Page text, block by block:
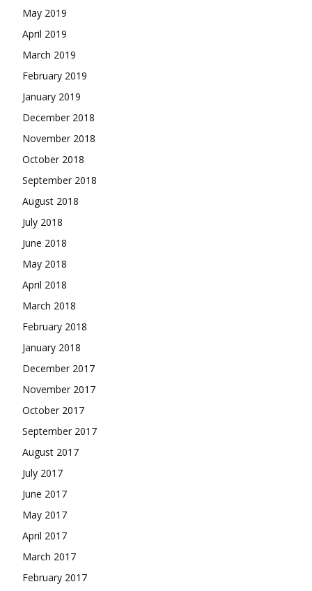
May 2019
April 2019
March 2019
February 2019
January 2019
December 2018
November 2018
October 2018
September 2018
August 2018
July 2018
June 2018
May 2018
April 2018
March 2018
February 2018
January 2018
December 2017
November 2017
October 2017
September 2017
August 2017
July 2017
June 2017
May 2017
April 2017
March 2017
February 2017